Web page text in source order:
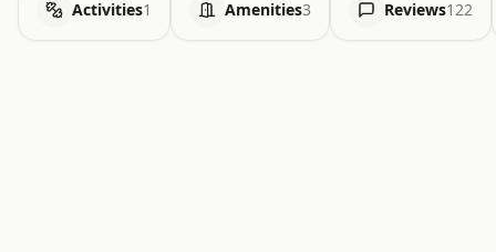
Activities1 Amenities3 Reviews122